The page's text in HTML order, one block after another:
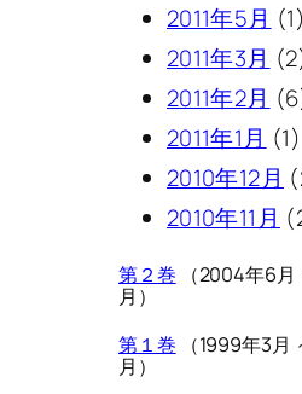
2011年5月 (1)
2011年3月
2011年2月
2011年1月 (1)
2010年12月
2010年11月
第２巻 （2004年6月
月）
第１巻 （1999年3
月）